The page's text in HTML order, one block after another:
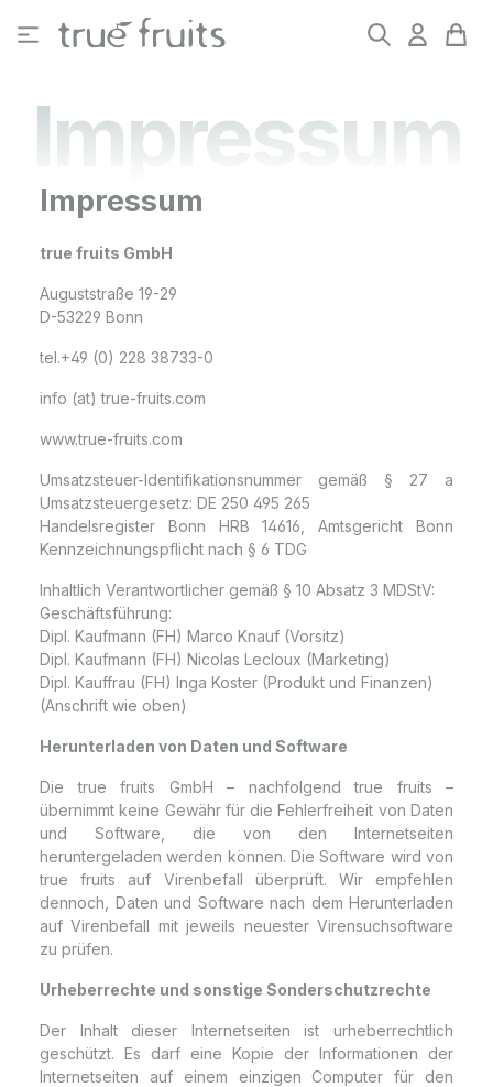
Zum Hauptinhalt springen
Impressum
Impressum
true fruits GmbH
Auguststraße 19-29
D-53229 Bonn
tel.+49 (0) 228 38733-0
info (at) true-fruits.com
www.true-fruits.com
Umsatzsteuer-Identifikationsnummer gemäß § 27 a
Umsatzsteuergesetz: DE 250 495 265
Handelsregister Bonn HRB 14616, Amtsgericht Bonn
Kennzeichnungspflicht nach § 6 TDG
Inhaltlich Verantwortlicher gemäß § 10 Absatz 3 MDStV:
Geschäftsführung:
Dipl. Kaufmann (FH) Marco Knauf (Vorsitz)
Dipl. Kaufmann (FH) Nicolas Lecloux (Marketing)
Dipl. Kauffrau (FH) Inga Koster (Produkt und Finanzen)
(Anschrift wie oben)
Herunterladen von Daten und Software
Die true fruits GmbH – nachfolgend true fruits –
übernimmt keine Gewähr für die Fehlerfreiheit von Daten
und Software, die von den Internetseiten
heruntergeladen werden können. Die Software wird von
true fruits auf Virenbefall überprüft. Wir empfehlen
dennoch, Daten und Software nach dem Herunterladen
auf Virenbefall mit jeweils neuester Virensuchsoftware
zu prüfen.
Urheberrechte und sonstige Sonderschutzrechte
Der Inhalt dieser Internetseiten ist urheberrechtlich
geschützt. Es darf eine Kopie der Informationen der
Internetseiten auf einem einzigen Computer für den